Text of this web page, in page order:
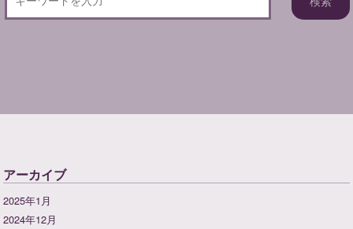
アーカイブ
2025年1月
2024年12月